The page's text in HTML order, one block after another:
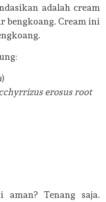
adalah cream
bengkoang. Cream ini
)
erosus root
aman? Tenang saja.